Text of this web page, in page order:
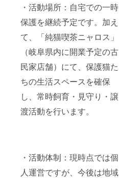
・活動場所：自宅での一時
保護を継続予定です。加え
て、「純猫喫茶ニャロス」
（岐阜県内に開業予定の古
民家店舗）にて、保護猫た
ちの生活スペースを確保
し、常時飼育・見守り・譲
渡活動を行います。
・活動体制：現時点では個
人運営ですが、今後は地域